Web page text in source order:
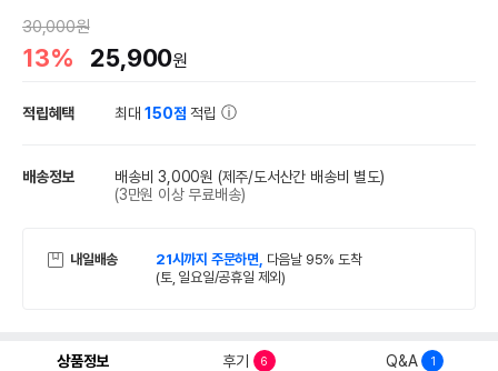
30,000원
13% 25,900원
적립혜택 최대150점 적립
배송정보 배송비 3,000원 (제주/도서산간 배송비 별도)
(3만원 이상 무료배송)
내일배송 21시까지 주문하면, 다음날 95% 도착
(토, 일요일/공휴일 제외)
상품정보 후기 6 Q&A 1